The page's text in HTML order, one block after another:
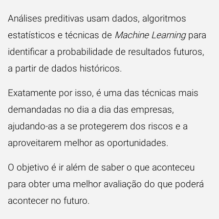
Análises preditivas usam dados, algoritmos
estatísticos e técnicas de Machine Learningpara
identificar a probabilidade de resultados futuros,
a partir de dados históricos.
Exatamente por isso, é uma das técnicas mais
demandadas no dia a dia das empresas,
ajudando-as a se protegerem dos riscos e a
aproveitarem melhor as oportunidades.
O objetivo é ir além de saber o que aconteceu
para obter uma melhor avaliação do que poderá
acontecer no futuro.